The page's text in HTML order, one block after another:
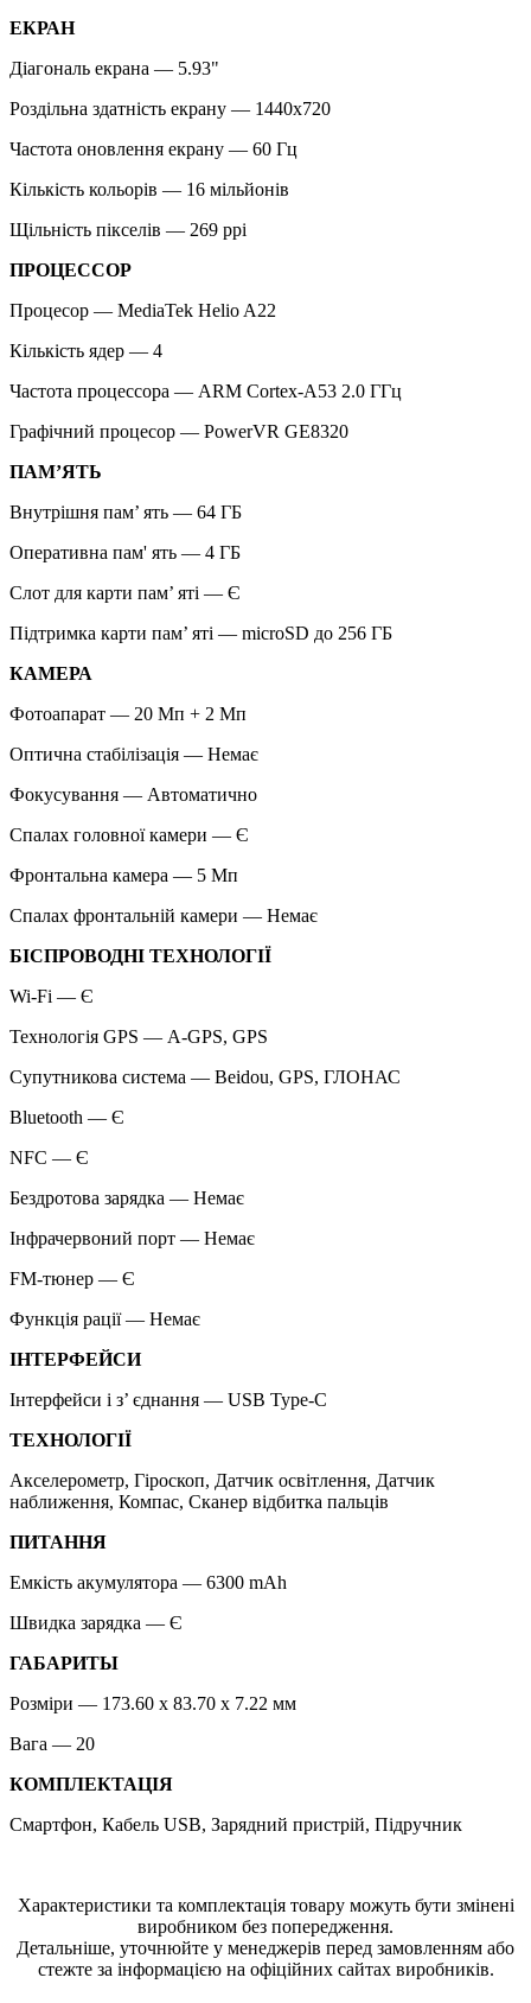
ЕКРАН
Діагональ екрана — 5.93"
Роздільна здатність екрану — 1440x720
Частота оновлення екрану — 60 Гц
Кількість кольорів — 16 мільйонів
Щільність пікселів — 269 ppi
ПРОЦЕССОР
Процесор — MediaTek Helio A22
Кількість ядер — 4
Частота процеcсора — ARM Cortex-A53 2.0 ГГц
Графічний процесор — PowerVR GE8320
ПАМ’ЯТЬ
Внутрішня пам’ ять — 64 ГБ
Оперативна пам' ять — 4 ГБ
Слот для карти пам’ яті — Є
Підтримка карти пам’ яті — microSD до 256 ГБ
КАМЕРА
Фотоапарат — 20 Мп + 2 Мп
Оптична стабілізація — Немає
Фокусування — Автоматично
Спалах головної камери — Є
Фронтальна камера — 5 Мп
Спалах фронтальній камери — Немає
БІСПРОВОДНІ ТЕХНОЛОГІЇ
Wi-Fi — Є
Технологія GPS — A-GPS, GPS
Супутникова система — Beidou, GPS, ГЛОНАС
Bluetooth — Є
NFC — Є
Бездротова зарядка — Немає
Інфрачервоний порт — Немає
FM-тюнер — Є
Функція рації — Немає
ІНТЕРФЕЙСИ
Інтерфейси і з’ єднання — USB Type-C
ТЕХНОЛОГІЇ
Акселерометр, Гіроскоп, Датчик освітлення, Датчик
наближення, Компас, Сканер відбитка пальців
ПИТАННЯ
Емкість акумулятора — 6300 mAh
Швидка зарядка — Є
ГАБАРИТЫ
Розміри — 173.60 x 83.70 x 7.22 мм
Вага — 20
КОМПЛЕКТАЦІЯ
Смартфон, Кабель USB, Зарядний пристрій, Підручник
Характеристики та комплектація товару можуть бути змінені
виробником без попередження.
Детальніше, уточнюйте у менеджерів перед замовленням або
стежте за інформацією на офіційних сайтах виробників.